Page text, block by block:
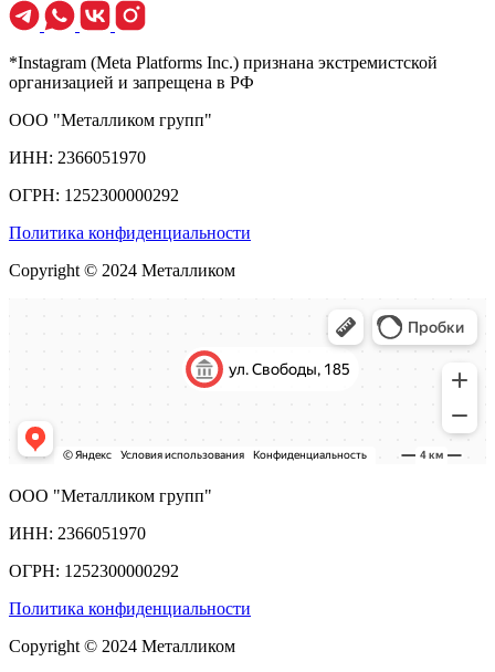
*Instagram (Meta Platforms Inc.) признана экстремистской
организацией и запрещена в РФ
ООО "Металликом групп"
ИНН: 2366051970
ОГРН: 1252300000292
Политика конфиденциальности
Copyright © 2024 Металликом
ООО "Металликом групп"
ИНН: 2366051970
ОГРН: 1252300000292
Политика конфиденциальности
Copyright © 2024 Металликом